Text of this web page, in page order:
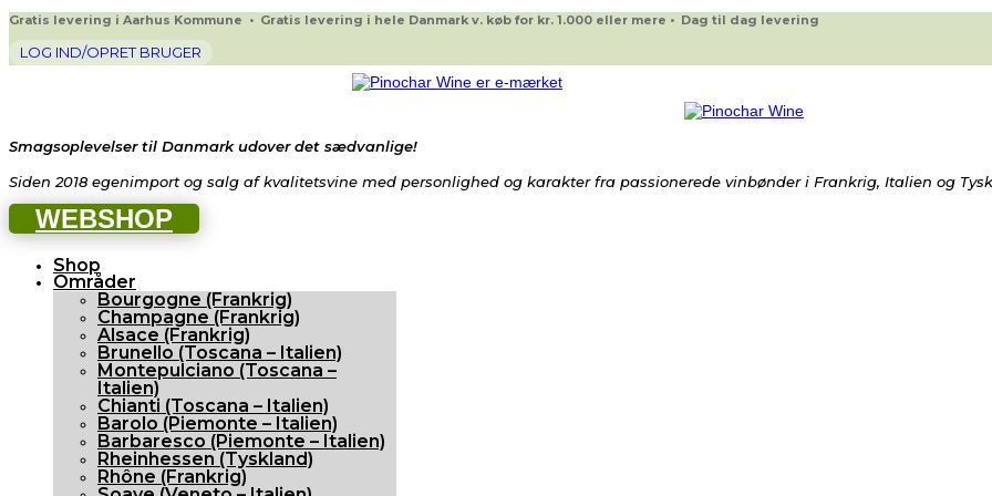
Gratis levering i Aarhus Kommune • Gratis levering i hele Danmark v. køb for kr. 1.000 eller mere • Dag til dag levering
LOG IND/OPRET BRUGER
Smagsoplevelser til Danmark udover det sædvanlige!
Siden 2018 egenimport og salg af kvalitetsvine med personlighed og karakter fra passionerede vinbønder i Frankrig, Italien og
WEBSHOP
Shop
Områder
Bourgogne (Frankrig)
Champagne (Frankrig)
Alsace (Frankrig)
Brunello (Toscana – Italien)
Montepulciano (Toscana –
Italien)
Chianti (Toscana – Italien)
Barolo (Piemonte – Italien)
Barbaresco (Piemonte – Italien)
Rheinhessen (Tyskland)
Rhône (Frankrig)